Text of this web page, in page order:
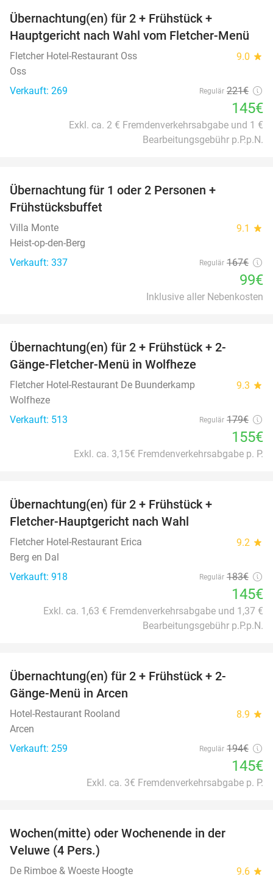
Übernachtung(en) für 2 + Frühstück +
Hauptgericht nach Wahl vom Fletcher-Menü
Fletcher Hotel-Restaurant Oss 9.0 star
Oss
Verkauft: 269
Regulär 221€
145€
Exkl. ca. 2 € Fremdenverkehrsabgabe und 1 €
Bearbeitungsgebühr p.P.p.N.
Übernachtung für 1 oder 2 Personen +
Frühstücksbuffet
Villa Monte 9.1 star
Heist-op-den-Berg
Verkauft: 337
Regulär 167€
99€
Inklusive aller Nebenkosten
Übernachtung(en) für 2 + Frühstück + 2-
Gänge-Fletcher-Menü in Wolfheze
Fletcher Hotel-Restaurant De Buunderkamp 9.3 star
Wolfheze
Verkauft: 513
Regulär 179€
155€
Exkl. ca. 3,15€ Fremdenverkehrsabgabe p. P.
Übernachtung(en) für 2 + Frühstück +
Fletcher-Hauptgericht nach Wahl
Fletcher Hotel-Restaurant Erica 9.2 star
Berg en Dal
Verkauft: 918
Regulär 183€
145€
Exkl. ca. 1,63 € Fremdenverkehrsabgabe und 1,37 €
Bearbeitungsgebühr p.P.p.N.
Übernachtung(en) für 2 + Frühstück + 2-
Gänge-Menü in Arcen
Hotel-Restaurant Rooland 8.9 star
Arcen
Verkauft: 259
Regulär 194€
145€
Exkl. ca. 3€ Fremdenverkehrsabgabe p. P.
Wochen(mitte) oder Wochenende in der
Veluwe (4 Pers.)
De Rimboe & Woeste Hoogte 9.6 star